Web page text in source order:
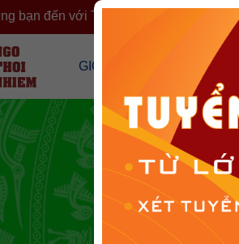
bạn đến với Trường Ngô Thời Nhiệm
GIỚI THIỆU
Tổng Quan Về Trường
Cơ Sở Vật Chất
Đội Ngũ Nhân Sự
Tổ Chức Đoàn Thể
CÔNG KHAI
Công Khai
Công Khai
Cải Cách